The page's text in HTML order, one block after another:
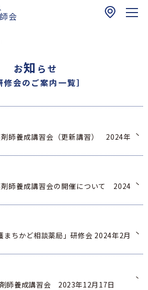
会
さまへ
相談薬局
夜間・休日の医薬品提供体制に関
ト
緊急避妊薬販売薬局等リスト
理指導マップ
シスト
策
モルさんリターンズ
まへ
局
剤及び販売に関する情報（改訂
付について
剤師行動規範・薬剤師行動規範解
域サロンにおける利用者の服薬相
医療麻薬在庫検索
究会
会
017-742-8821
会員専用ログイン
森
一
6
1
お知 らせ
修会のご案内一覧］
師養成講習会（更新講習） 2024年
師養成講習会の開催について 2024
まちかど相談薬局」研修会 2024年2月
師養成講習会 2023年12月17日